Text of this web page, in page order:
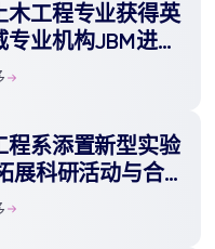
木工程专业获得英
专业机构JBM进一
程系添置新型实验
展科研活动与合